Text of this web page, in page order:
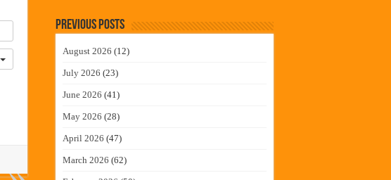
Previous Posts
August 2026 (12)
July 2026 (23)
June 2026 (41)
May 2026 (28)
April 2026 (47)
March 2026 (62)